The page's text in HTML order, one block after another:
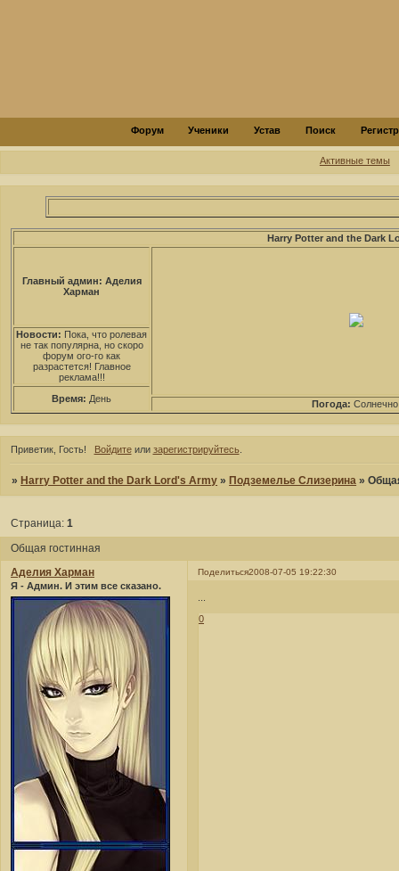
Форум Ученики Устав Поиск
Активные темы
Harry Potter and the Dark
Главный админ: Аделия
Харман
Новости: Пока, что ролевая
не так популярна, но скоро
форум ого-го как
разрастется! Главное
реклама!!!
Время: День Погода:
Приветик, Гость! Войдитеили зарегистрируйтесь.
»Harry Potter and the Dark Lord's Army »Подземелье Слизерина »
Общая гостинная
Страница:1
Поделиться2008-07-05 19:22:30
Аделия Харман
Я - Админ. И этим все сказано.
0